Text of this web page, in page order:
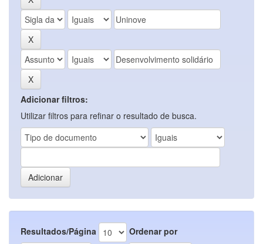
Adicionar filtros:
Utilizar filtros para refinar o resultado de busca.
Resultados/Página Ordenar por